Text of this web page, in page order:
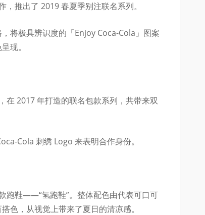
推出了 2019 春夏季别注联名系列。
将极具辨识度的「Enjoy Coca-Cola」图案
现。
在 2017 年打造的联名包款系列，共带来双
Cola 刺绣 Logo 来表明合作身份。
跑鞋——“氢跑鞋”。整体配色由代表可口可
色，从视觉上带来了夏日的清凉感。